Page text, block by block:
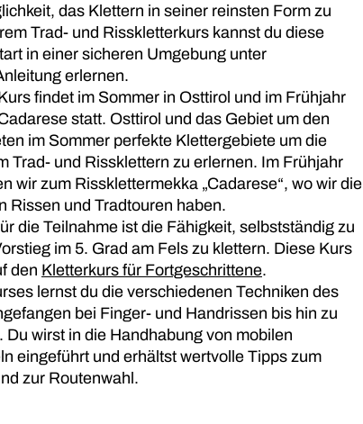
das Klettern in seiner reinsten Form zu
Trad- und Risskletterkurs kannst du diese
in einer sicheren Umgebung unter
erlernen.
findet im Sommer in Osttirol und im Frühjahr
statt. Osttirol und das Gebiet um den
im Sommer perfekte Klettergebiete um die
Trad- und Rissklettern zu erlernen. Im Frühjahr
wir zum Rissklettermekka „Cadarese“, wo wir die
Rissen und Tradtouren haben.
die Teilnahme ist die Fähigkeit, selbstständig zu
im 5. Grad am Fels zu klettern. Diese Kurs
den Kletterkurs für Fortgeschrittene.
lernst du die verschiedenen Techniken des
bei Finger- und Handrissen bis hin zu
Du wirst in die Handhabung von mobilen
eingeführt und erhältst wertvolle Tipps zum
zur Routenwahl.